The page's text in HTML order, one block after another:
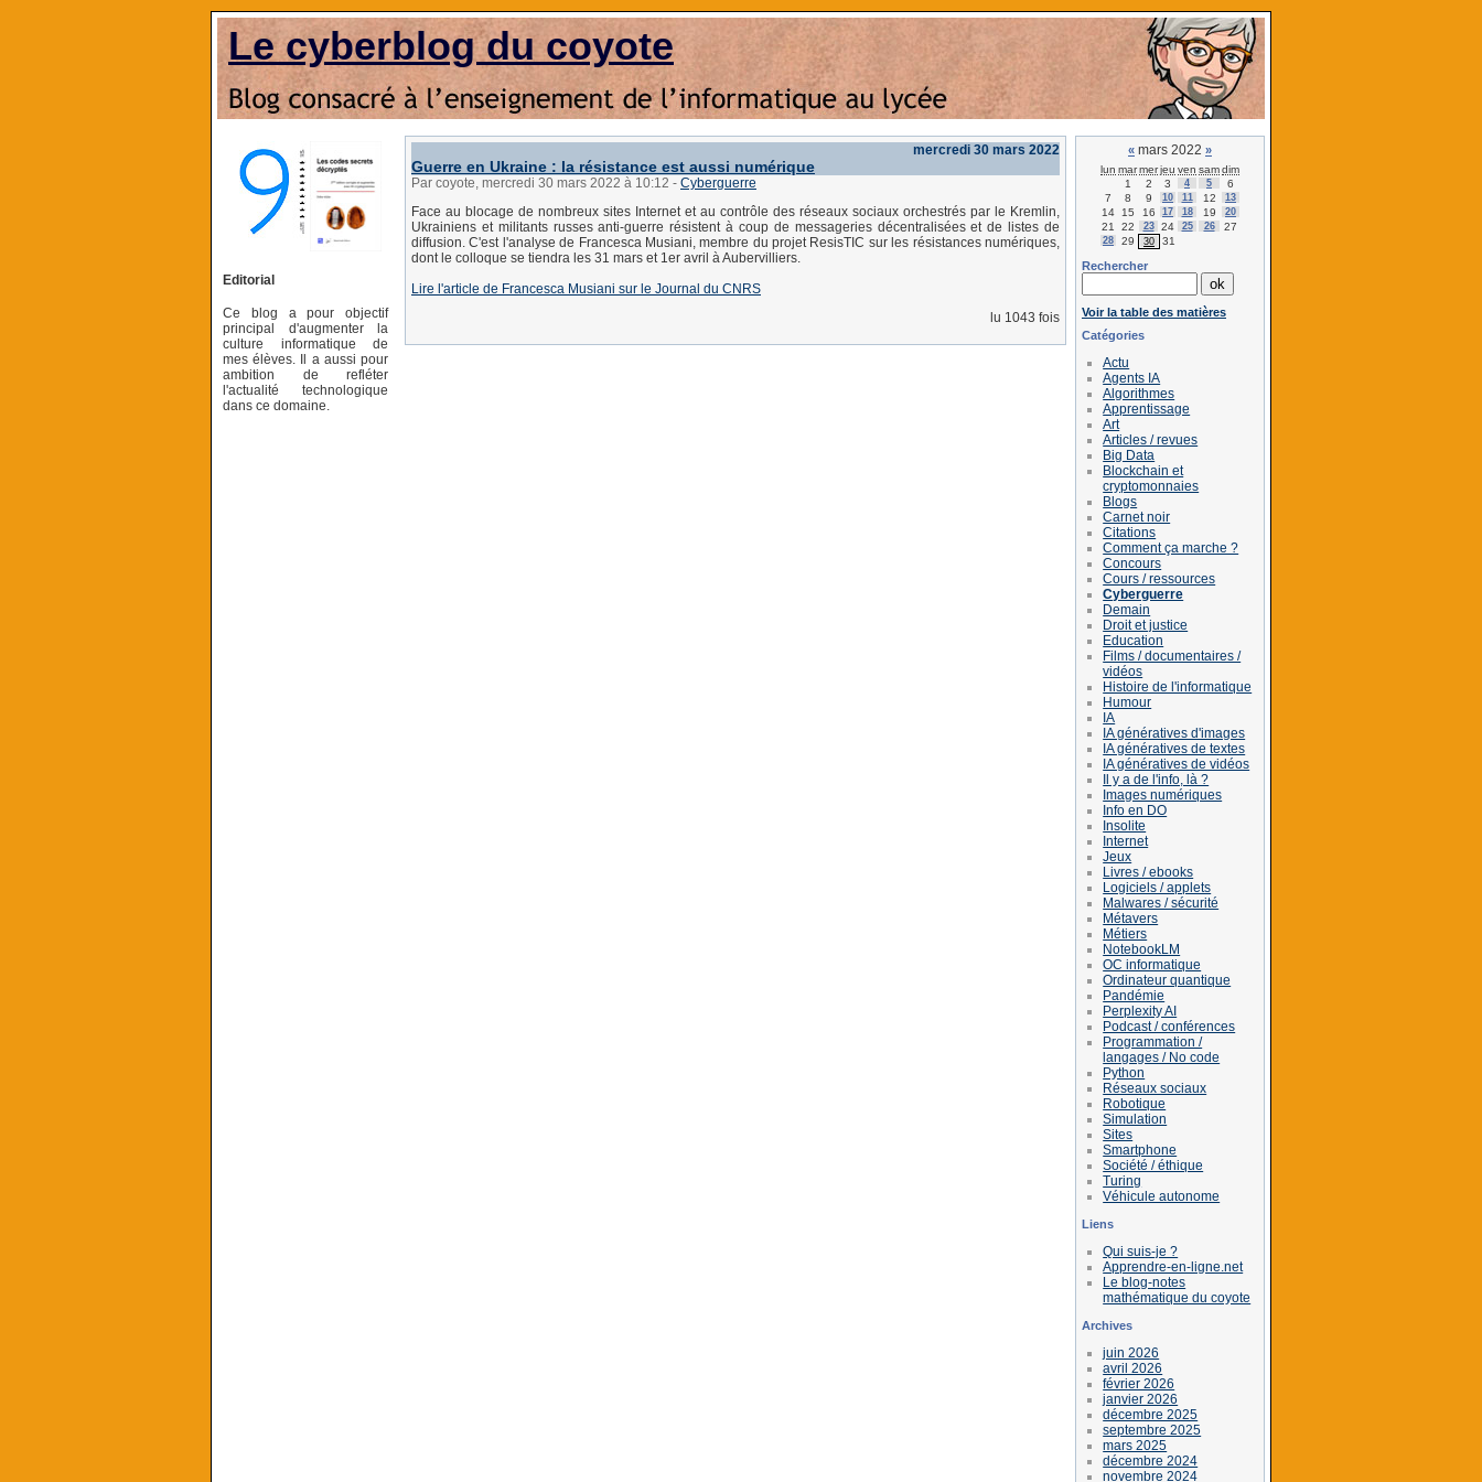
Le cyberblog du coyote
Editorial
Ce blog a pour objectif
principal d'augmenter la
culture informatique de
mes élèves. Il a aussi pour
ambition de refléter
l'actualité technologique
dans ce domaine.
mercredi 30 mars 2022
Guerre en Ukraine : la résistance est aussi numérique
Par coyote, mercredi 30 mars 2022 à 10:12 - Cyberguerre
Face au blocage de nombreux sites Internet et au contrôle des réseaux sociaux orchestrés par le Kremlin,
Ukrainiens et militants russes anti-guerre résistent à coup de messageries décentralisées et de listes de
diffusion. C'est l'analyse de Francesca Musiani, membre du projet ResisTIC sur les résistances numériques,
dont le colloque se tiendra les 31 mars et 1er avril à Aubervilliers.
Lire l'article de Francesca Musiani sur le Journal du CNRS
lu 1043 fois
« mars 2022 »
lun marmerjeu ven samdim
1
2 3 4 5
6
7
8 9 10 11 12 13
14 15 16 17 18 19 20
21 22 23 24 25 26 27
28 29 30 31
Rechercher
Voir la table des matières
Catégories
Actu
Agents IA
Algorithmes
Apprentissage
Art
Articles / revues
Big Data
Blockchain et
cryptomonnaies
Blogs
Carnet noir
Citations
Comment ça marche ?
Concours
Cours / ressources
Cyberguerre
Demain
Droit et justice
Education
Films / documentaires /
vidéos
Histoire de l'informatique
Humour
IA
IA génératives d'images
IA génératives de textes
IA génératives de vidéos
Il y a de l'info, là ?
Images numériques
Info en DO
Insolite
Internet
Jeux
Livres / ebooks
Logiciels / applets
Malwares / sécurité
Métavers
Métiers
NotebookLM
OC informatique
Ordinateur quantique
Pandémie
Perplexity AI
Podcast / conférences
Programmation /
langages / No code
Python
Réseaux sociaux
Robotique
Simulation
Sites
Smartphone
Société / éthique
Turing
Véhicule autonome
Liens
Qui suis-je ?
Apprendre-en-ligne.net
Le blog-notes
mathématique du coyote
Archives
juin 2026
avril 2026
février 2026
janvier 2026
décembre 2025
septembre 2025
mars 2025
décembre 2024
novembre 2024